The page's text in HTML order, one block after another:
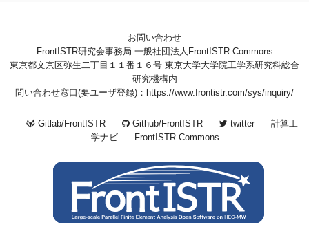
お問い合わせ
FrontISTR研究会事務局 一般社団法人FrontISTR Commons
東京都文京区弥生二丁目１１番１６号 東京大学大学院工学系研究科総合
研究機構内
問い合わせ窓口(要ユーザ登録)：https://www.frontistr.com/sys/inquiry/
Gitlab/FrontISTR Github/FrontISTR twitter
計算工
学ナビ
FrontISTR Commons